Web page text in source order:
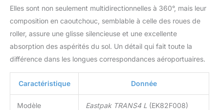
Elles sont non seulement multidirectionnelles à 360°, mais leur
composition en caoutchouc, semblable à celle des roues de
roller, assure une glisse silencieuse et une excellente
absorption des aspérités du sol. Un détail qui fait toute la
différence dans les longues correspondances aéroportuaires.
Caractéristique Donnée
Modèle Eastpak TRANS4 L (EK82F008)